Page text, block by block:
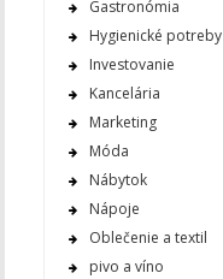
Gastronómia
Hygienické potreby
Investovanie
Kancelária
Marketing
Móda
Nábytok
Nápoje
Oblečenie a textil
pivo a víno